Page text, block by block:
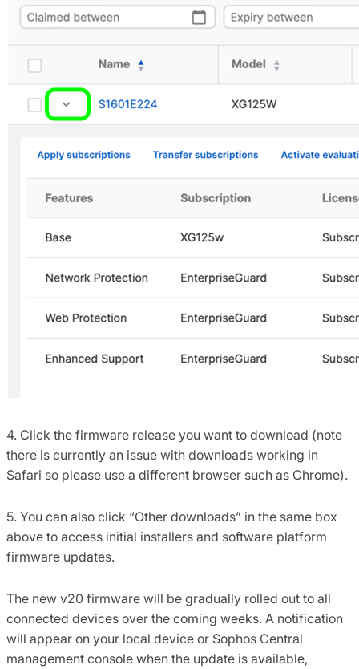
4. Click the firmware release you want to download (note
there is currently an issue with downloads working in
Safari so please use a different browser such as Chrome).
5. You can also click “Other downloads” in the same box
above to access initial installers and software platform
firmware updates.
The new v20 firmware will be gradually rolled out to all
connected devices over the coming weeks. A notification
will appear on your local device or Sophos Central
management console when the update is available,